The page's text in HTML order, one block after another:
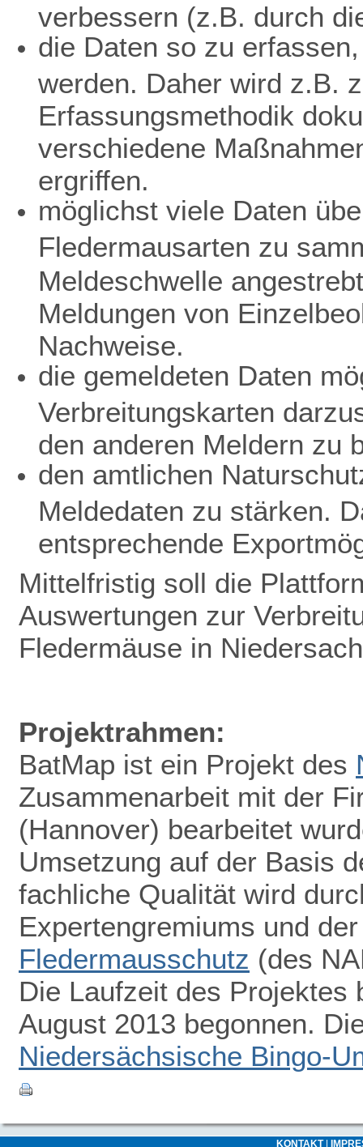
verbessern (z.B. durch
die Daten so zu
werden. Daher wird z.B.
Erfassungsmethodik
verschiedene
ergriffen.
möglichst viele Daten
Fledermausarten zu
Meldeschwelle
Meldungen von
Nachweise.
die gemeldeten Daten
Verbreitungskarten
den anderen Meldern zu
den amtlichen
Meldedaten zu stärken.
entsprechende
Mittelfristig soll die
Auswertungen zur
Fledermäuse in
Projektrahmen:
BatMap ist ein Projekt des
Zusammenarbeit mit der
(Hannover) bearbeitet
Umsetzung auf der Basis
fachliche Qualität wird
Expertengremiums und
Fledermausschutz (des
Die Laufzeit des Projektes
August 2013 begonnen.
Niedersächsische Bingo-
KONTAKT|